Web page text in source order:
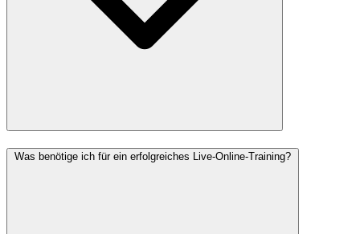
Was benötige ich für ein erfolgreiches Live-Online-Training?